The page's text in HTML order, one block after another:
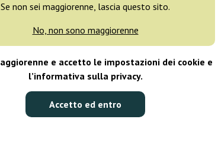
Se non sei maggiorenne, lascia questo sito.
No, non sono maggiorenne
e accetto le impostazioni dei cookie e
l’informativa sulla privacy.
Accetto ed entro
Spedito in 24h
5 semi
Spedito in 3-7
giorni
10 semi